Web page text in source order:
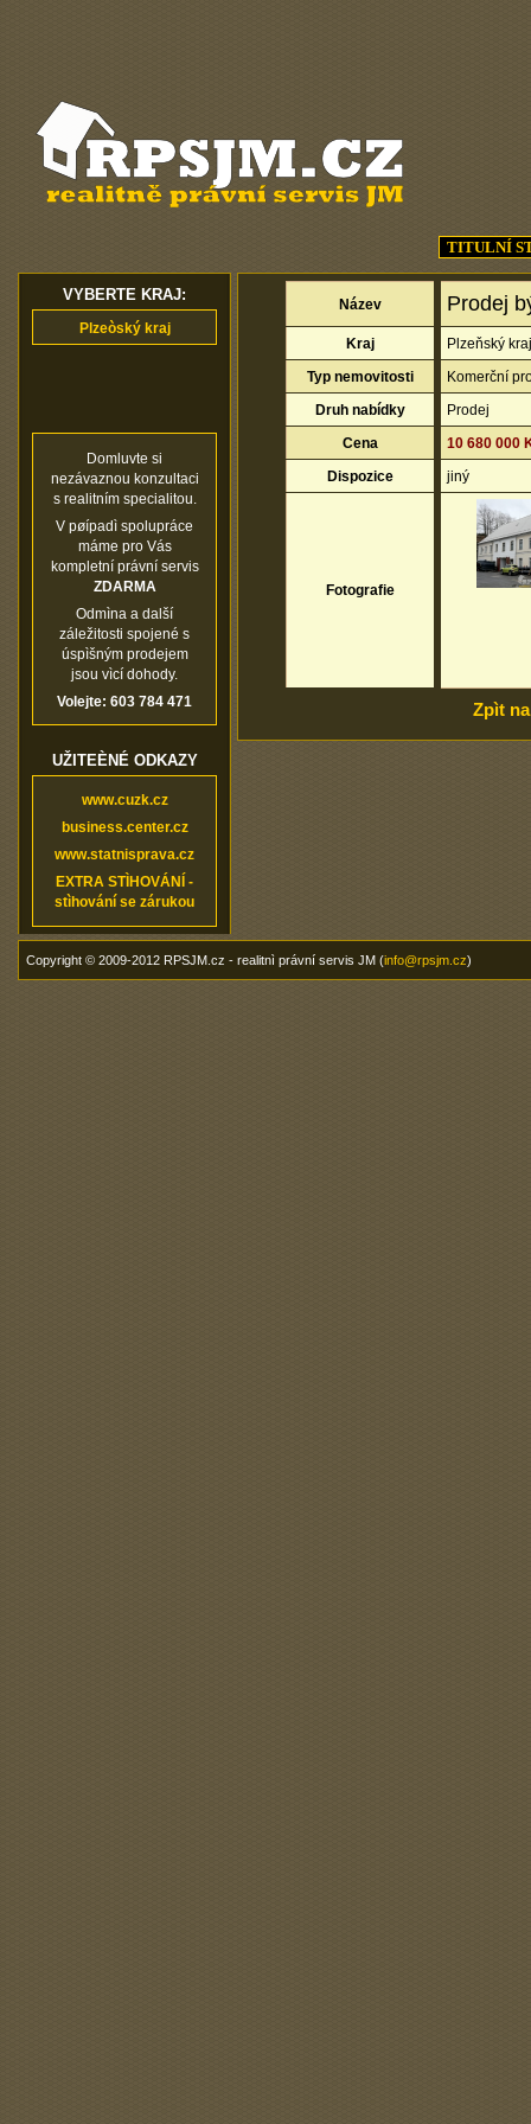
TITULNÍ
VYBERTE KRAJ:
Plzeòský kraj
Domluvte si
nezávaznou konzultaci
s realitním specialitou.
V pøípadì spolupráce
máme pro Vás
kompletní právní servis
ZDARMA
Odmìna a další
záležitosti spojené s
úspìšným prodejem
jsou vìcí dohody.
Volejte: 603 784 471
UŽITEÈNÉ ODKAZY
www.cuzk.cz
business.center.cz
www.statnisprava.cz
EXTRA STÌHOVÁNÍ -
stìhování se zárukou
Název Prodej
Kraj Plzeňský kraj
Typ nemovitosti Komerční
Druh nabídky Prodej
Cena 10 680 000
Dispozice jiný
Fotografie
Zpìt
Copyright © 2009-2012 RPSJM.cz - realitnì právní servis JM (info@rpsjm.cz)